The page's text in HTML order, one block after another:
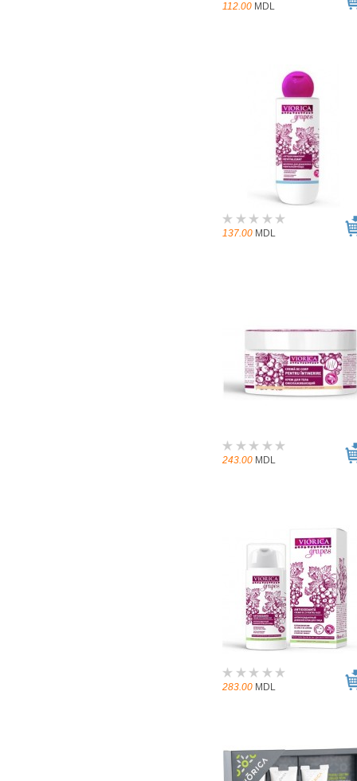
112.00 MDL
137.00 MDL
243.00 MDL
283.00 MDL